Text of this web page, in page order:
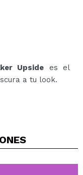
Upside es el
a tu look.
durante